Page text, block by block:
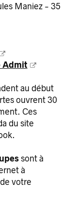
Maniez - 35
Admit
au début
ouvrent 30
Ces
du site
sont à
à
votre